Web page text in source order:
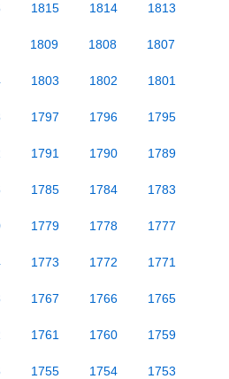
1815 1814 1813
1809 1808 1807
1803 1802 1801
1797 1796 1795
1791 1790 1789
1785 1784 1783
1779 1778 1777
1773 1772 1771
1767 1766 1765
1761 1760 1759
1755 1754 1753